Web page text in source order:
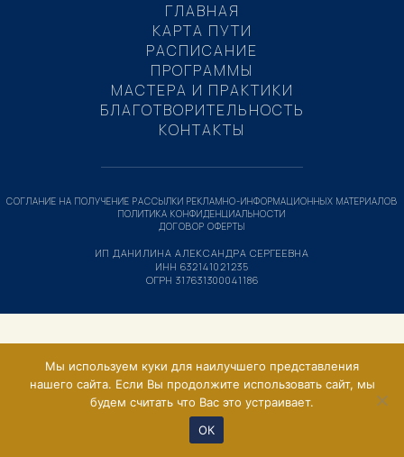
ГЛАВНАЯ
КАРТА ПУТИ
РАСПИСАНИЕ
ПРОГРАММЫ
МАСТЕРА И ПРАКТИКИ
БЛАГОТВОРИТЕЛЬНОСТЬ
КОНТАКТЫ
ИП ДАНИЛИНА АЛЕКСАНДРА СЕРГЕЕВНА
ИНН 632141021235
ОГРН 317631300041186
СОГЛАНИЕ НА ПОЛУЧЕНИЕ РАССЫЛКИ РЕКЛАМНО-ИНФОРМАЦИОННЫХ МАТЕРИАЛОВ
ПОЛИТИКА КОНФИДЕНЦИАЛЬНОСТИ
ДОГОВОР ОФЕРТЫ
Мы используем куки для наилучшего представления
нашего сайта. Если Вы продолжите использовать сайт, мы
будем считать что Вас это устраивает.
ОК